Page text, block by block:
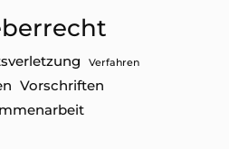
Verfahren
Vorschriften